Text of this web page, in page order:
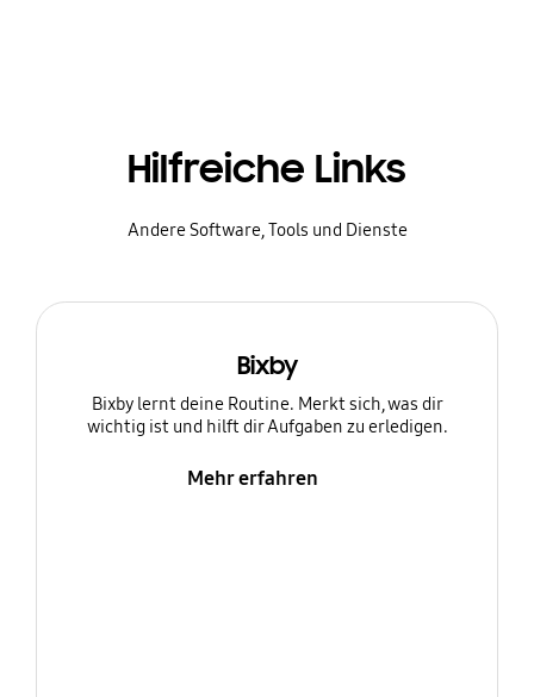
Hilfreiche Links
Andere Software, Tools und Dienste
Bixby
Bixby lernt deine Routine. Merkt sich, was dir
wichtig ist und hilft dir Aufgaben zu erledigen.
Mehr erfahren